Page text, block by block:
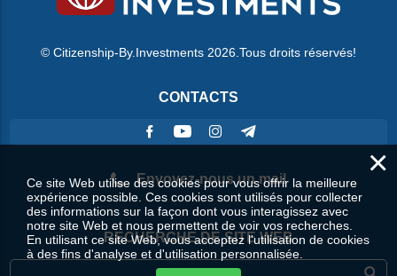
© Citizenship-By.Investments 2026.Tous droits réservés!
CONTACTS
Envoyez-nous un mail
RECHERCHE DE SITE WEB
×
Ce site Web utilise des cookies pour vous offrir la meilleure
expérience possible. Ces cookies sont utilisés pour collecter
des informations sur la façon dont vous interagissez avec
notre site Web et nous permettent de voir vos recherches.
En utilisant ce site Web, vous acceptez l'utilisation de cookies
à des fins d'analyse et d'utilisation personnalisée.